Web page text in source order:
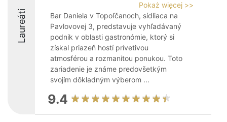
Laureáti
Pokaż więcej >>
Bar Daniela v Topoľčanoch, sídliaca na
Pavlovovej 3, predstavuje vyhľadávaný
podnik v oblasti gastronómie, ktorý si
získal priazeň hostí prívetivou
atmosférou a rozmanitou ponukou. Toto
zariadenie je známe predovšetkým
svojím dôkladným výberom ...
9.4